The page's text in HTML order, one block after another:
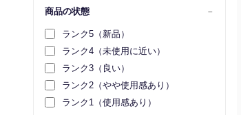
商品の状態
ランク5（新品）
ランク4（未使用に近い）
ランク3（良い）
ランク2（やや使用感あり）
ランク1（使用感あり）